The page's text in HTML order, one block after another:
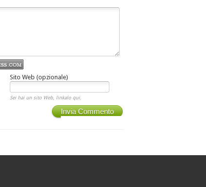
Sito Web (opzionale)
Sei hai un sito Web, linkalo qui.
Invia Commento